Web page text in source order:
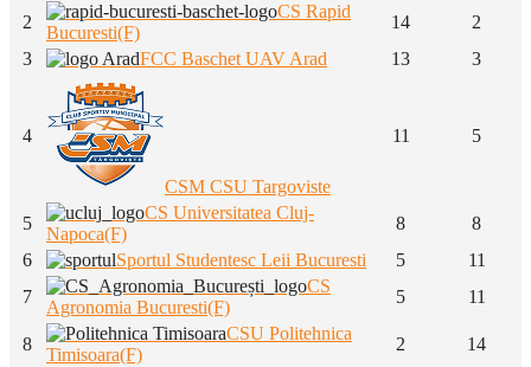
2
CS Rapid
Bucuresti(F)
14
2
3
FCC Baschet UAV Arad 13 3
4
CSM CSU Targoviste
11 5
5
CS Universitatea Cluj-
Napoca(F)
8
8
6
Sportul Studentesc Leii Bucuresti 5
11
7
CS
Agronomia Bucuresti(F)
5 11
8
CSU Politehnica
Timisoara(F)
2
14